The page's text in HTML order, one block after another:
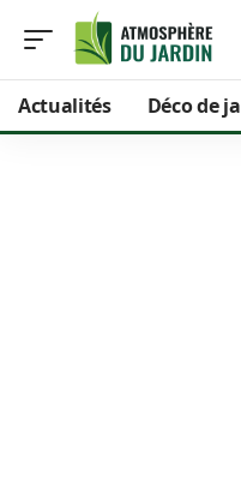
Actualités Déco de